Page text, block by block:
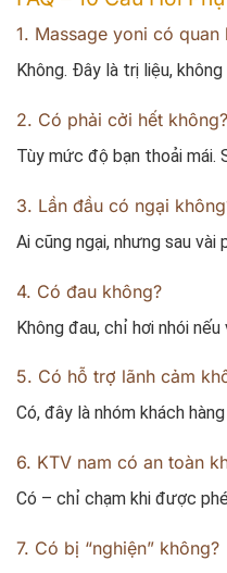
1. Massage yoni có quan
Không. Đây là trị liệu, không
2. Có phải cởi hết không?
Tùy mức độ bạn thoải mái.
3. Lần đầu có ngại
Ai cũng ngại, nhưng sau vài
4. Có đau không?
Không đau, chỉ hơi nhói
5. Có hỗ trợ lãnh cảm
Có, đây là nhóm khách
6. KTV nam có an toàn
Có – chỉ chạm khi được
7. Có bị “nghiện” không?